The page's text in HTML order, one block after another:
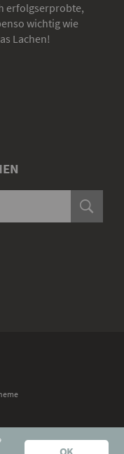
erfolgserprobte,
wichtig wie
Lachen!
OK